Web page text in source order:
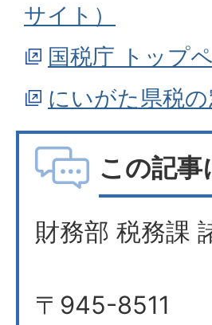
サイト）
国税庁 トップ
にいがた県税
この記
財務部 税務課
〒945-8511